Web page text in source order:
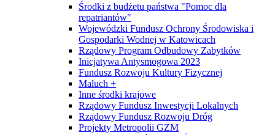
Środki z budżetu państwa "Pomoc dla
repatriantów"
Wojewódzki Fundusz Ochrony Środowiska i
Gospodarki Wodnej w Katowicach
Rządowy Program Odbudowy Zabytków
Inicjatywa Antysmogowa 2023
Fundusz Rozwoju Kultury Fizycznej
Maluch +
Inne środki krajowe
Rządowy Fundusz Inwestycji Lokalnych
Rządowy Fundusz Rozwoju Dróg
Projekty Metropolii GZM